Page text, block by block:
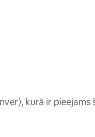
kurā ir